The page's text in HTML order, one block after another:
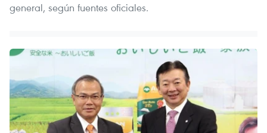
general, según fuentes oficiales.